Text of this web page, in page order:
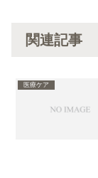
関連記事
医療ケア